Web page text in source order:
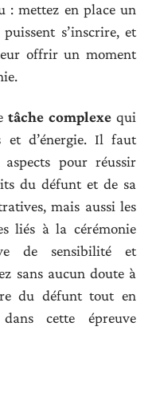
: mettez en place un
s’inscrire, et
offrir un moment
tâche complexe qui
et d’énergie. Il faut
pour réussir
du défunt et de sa
mais aussi les
liés à la cérémonie
de sensibilité et
sans aucun doute à
du défunt tout en
cette épreuve